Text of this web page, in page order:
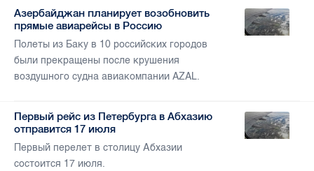
Азербайджан планирует возобновить
прямые авиарейсы в Россию
Полеты из Баку в 10 российских городов
были прекращены после крушения
воздушного судна авиакомпании AZAL.
Первый рейс из Петербурга в Абхазию
отправится 17 июля
Первый перелет в столицу Абхазии
состоится 17 июля.